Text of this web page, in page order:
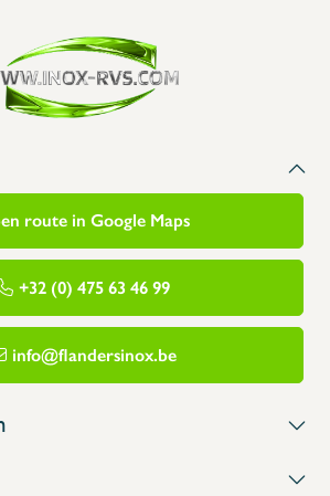
route in Google Maps
+32 (0) 475 63 46 99
info@flandersinox.be